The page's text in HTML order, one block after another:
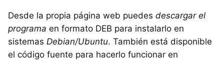
Desde la propia página web puedes descargar el
programa en formato DEB para instalarlo en
sistemas Debian/Ubuntu. También está disponible
el código fuente para hacerlo funcionar en